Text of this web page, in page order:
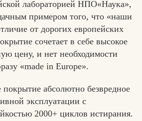
лабораторией НПО«Наука»,
примером того, что «наши
от дорогих европейских
сочетает в себе высокое
цену, и нет необходимости
«made in Europe».
покрытие абсолютно безвредное
эксплуатации с
2000+ циклов истирания.